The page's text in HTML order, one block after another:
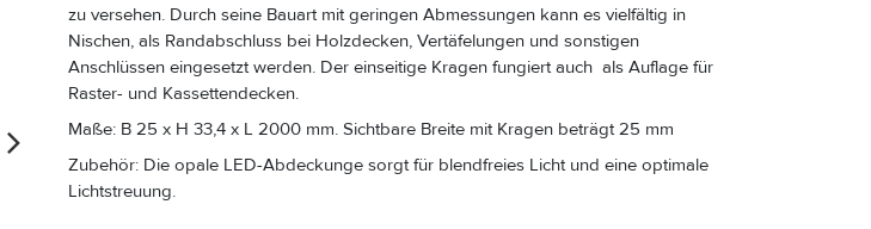
zu versehen. Durch seine Bauart mit geringen Abmessungen kann es vielfältig in
Nischen, als Randabschluss bei Holzdecken, Vertäfelungen und sonstigen
Anschlüssen eingesetzt werden. Der einseitige Kragen fungiert auch als Auflage für
Raster- und Kassettendecken.
Maße: B 25 x H 33,4 x L 2000 mm. Sichtbare Breite mit Kragen beträgt 25 mm
Zubehör: Die opale LED-Abdeckunge sorgt für blendfreies Licht und eine optimale
Lichtstreuung.